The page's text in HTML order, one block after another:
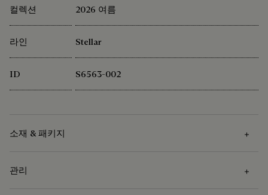
컬렉션 2026 여름
라인 Stellar
ID S6563-002
소재 & 패키지
관리